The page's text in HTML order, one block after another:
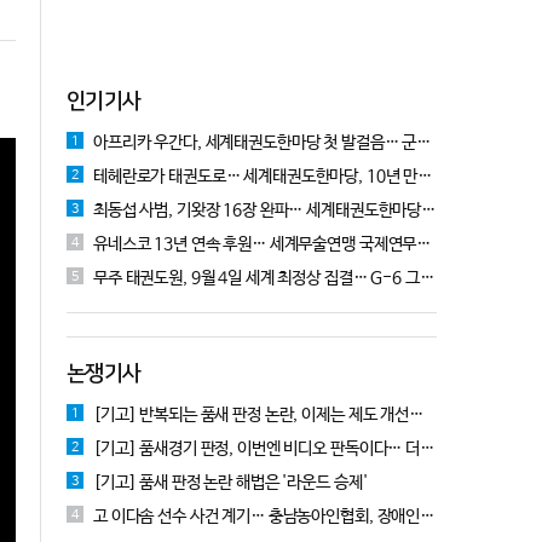
인기기사
1 아프리카 우간다, 세계태권도한마당 첫 발걸음… 군의관 콘데 "잊지 못할 경험"
2 테헤란로가 태권도로… 세계태권도한마당, 10년 만에 국기원서 개막!
3 최동섭 사범, 기왓장 16장 완파… 세계태권도한마당 주먹격파 우승
4 유네스코 13년 연속 후원… 세계무술연맹 국제연무대회 10월 충주서 개막
5 무주 태권도원, 9월 4일 세계 최정상 집결… G-6 그랑프리 시리즈 개막
논쟁기사
1 [기고] 반복되는 품새 판정 논란, 이제는 제도 개선을 논의할 때!
2 [기고] 품새경기 판정, 이번엔 비디오 판독이다… 더 이상 미룰 수 없다
3 [기고] 품새 판정 논란 해법은 '라운드 승제'
4 고 이다솜 선수 사건 계기… 충남농아인협회, 장애인체육 제도개선 9개 정책 제안